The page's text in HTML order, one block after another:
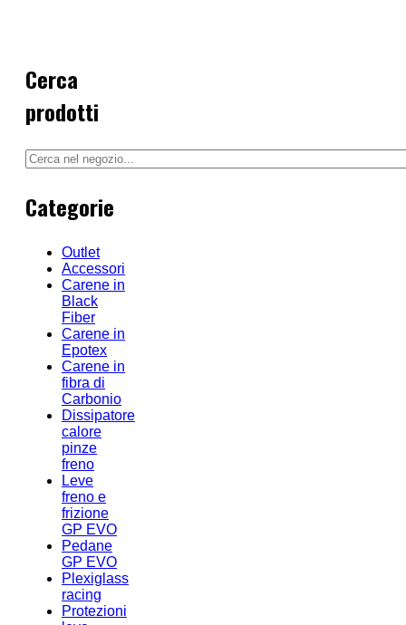
Cerca
prodotti
Categorie
Outlet
Accessori
Carene in
Black
Fiber
Carene in
Epotex
Carene in
fibra di
Carbonio
Dissipatore
calore
pinze
freno
Leve
freno e
frizione
GP EVO
Pedane
GP EVO
Plexiglass
racing
Protezioni